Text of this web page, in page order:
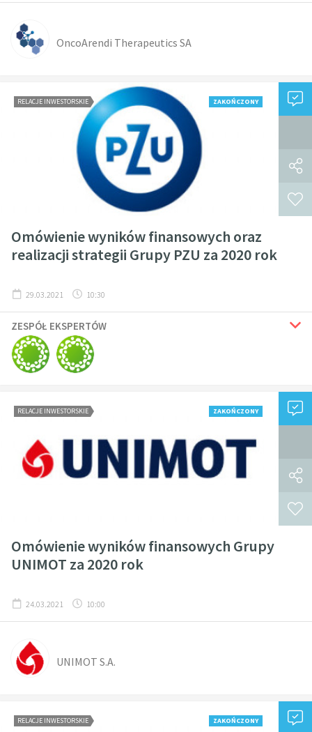
OncoArendi Therapeutics SA
RELACJE INWESTORSKIE ZAKOŃCZONY
Omówienie wyników finansowych oraz
realizacji strategii Grupy PZU za 2020 rok
29.03.2021 10:30
ZESPÓŁ EKSPERTÓW
RELACJE INWESTORSKIE ZAKOŃCZONY
Omówienie wyników finansowych Grupy
UNIMOT za 2020 rok
24.03.2021 10:00
UNIMOT S.A.
RELACJE INWESTORSKIE ZAKOŃCZONY